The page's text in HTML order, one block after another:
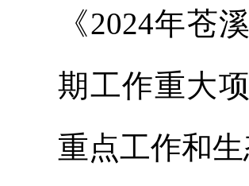
《2024年苍
期工作重大
重点工作和